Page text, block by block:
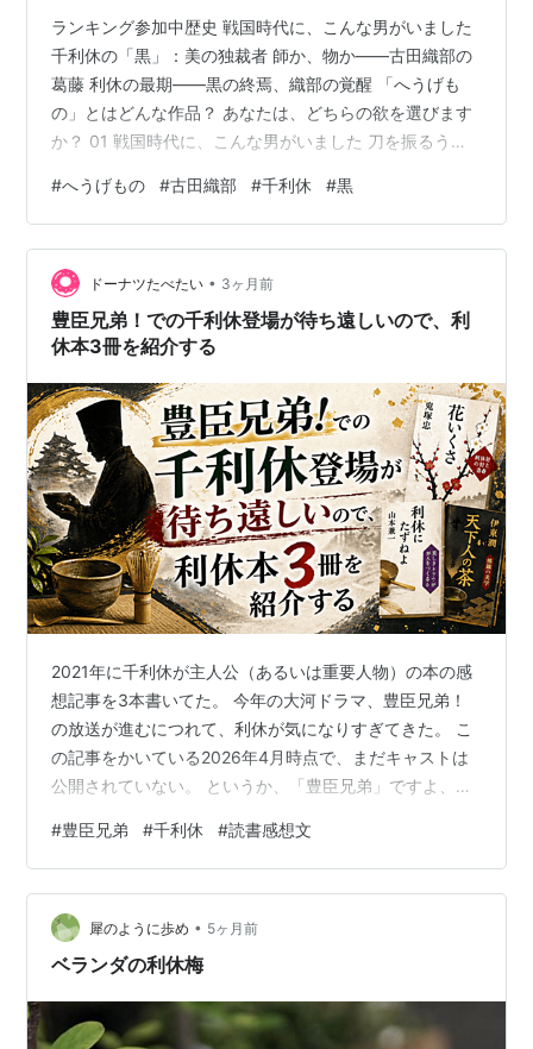
ランキング参加中歴史 戦国時代に、こんな男がいました
千利休の「黒」：美の独裁者 師か、物か——古田織部の
葛藤 利休の最期——黒の終焉、織部の覚醒 「へうげも
の」とはどんな作品？ あなたは、どちらの欲を選びます
か？ 01 戦国時代に、こんな男がいました 刀を振るうよ
のが怖い。 「へうげもの」は、そんな男の物語です。主
人公は古田織部（ふるたおりべ）。織田信長・豊臣秀吉
に仕えた、れっきとした戦国武将です。それでも彼の頭
の中には、いつだって「物」があります。 出世したい。
手柄を立てたい。それでも、あの茶碗が、どうしても気
になってしまう。 「これは『出…
#へうげもの #古田織部 #千利休 #黒
ドーナツたべたい • 3ヶ月前
豊臣兄弟！での千利休登場が待ち遠しいので、利
休本3冊を紹介する
2021年に千利休が主人公（あるいは重要人物）の本の感
想記事を3本書いてた。 今年の大河ドラマ、豊臣兄弟！
の放送が進むにつれて、利休が気になりすぎてきた。 こ
の記事をかいている2026年4月時点で、まだキャストは
公開されていない。 というか、「豊臣兄弟」ですよ、利
及もすでに登場しているのに、こんなの絶対大サプライ
ズの予感！！なんだか焦らされまくっている！！ どうす
る？！渡辺謙とかだったら？！ そいえば近年だと「首」
の岸部一徳がほんとに理想通りで腰ぬかしました。
youtu.be そんな気持ちで、過去の自分の利休本感想記事
#豊臣兄弟 #千利休 #読書感想文
犀のように歩め • 5ヶ月前
ベランダの利休梅